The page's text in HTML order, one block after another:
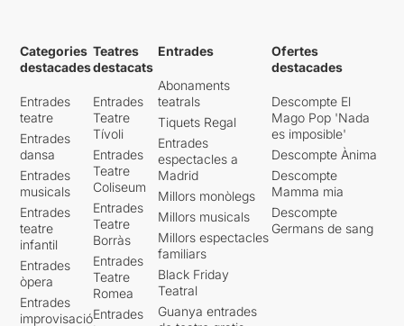
Categories
destacades
Entrades
teatre
Entrades
dansa
Entrades
musicals
Entrades
teatre
infantil
Entrades
òpera
Entrades
improvisació
Teatres
destacats
Entrades
Teatre
Tívoli
Entrades
Teatre
Coliseum
Entrades
Teatre
Borràs
Entrades
Teatre
Romea
Entrades
Entrades
Abonaments
teatrals
Tiquets Regal
Entrades
espectacles a
Madrid
Millors monòlegs
Millors musicals
Millors espectacles
familiars
Black Friday
Teatral
Guanya entrades
Ofertes
destacades
Descompte El
Mago Pop 'Nada
es imposible'
Descompte Ànima
Descompte
Mamma mia
Descompte
Germans de sang